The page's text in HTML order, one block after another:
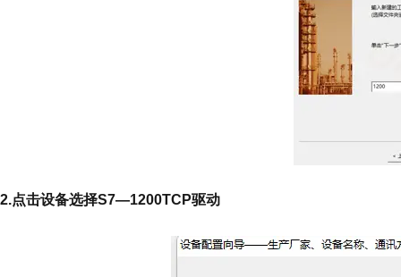
2.点击设备选择S7—1200TCP驱动